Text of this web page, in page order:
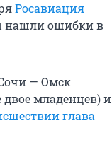
Росавиация
нашли ошибки в
— Омск
двое младенцев) и
глава